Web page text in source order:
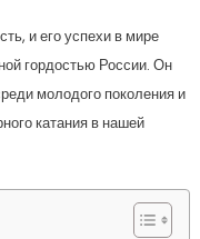
и его успехи в мире
гордостью России. Он
молодого поколения и
катания в нашей